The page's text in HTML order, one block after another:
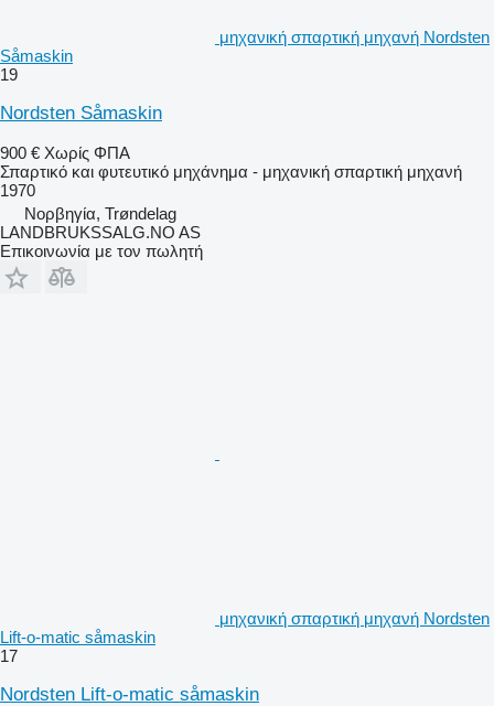
μηχανική σπαρτική μηχανή Nordsten
Såmaskin
19
Nordsten Såmaskin
900 € Χωρίς ΦΠΑ
Σπαρτικό και φυτευτικό μηχάνημα - μηχανική σπαρτική μηχανή
1970
Νορβηγία, Trøndelag
LANDBRUKSSALG.NO AS
Επικοινωνία με τον πωλητή
μηχανική σπαρτική μηχανή Nordsten
Lift-o-matic såmaskin
17
Nordsten Lift-o-matic såmaskin